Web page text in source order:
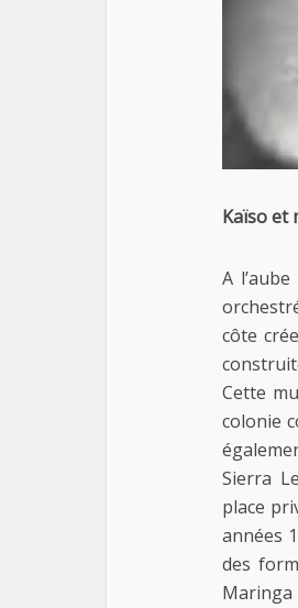
Kaïso et
A
côte
Cette
colonie
Sierra
place
années
des